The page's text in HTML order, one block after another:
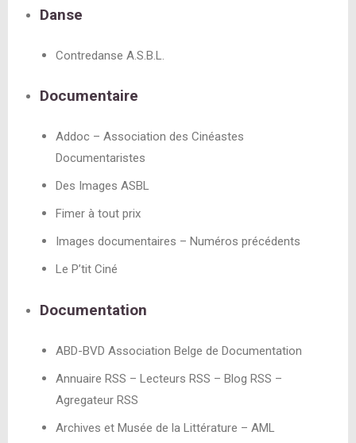
Danse
Contredanse A.S.B.L.
Documentaire
Addoc – Association des Cinéastes
Documentaristes
Des Images ASBL
Fimer à tout prix
Images documentaires – Numéros précédents
Le P’tit Ciné
Documentation
ABD-BVD Association Belge de Documentation
Annuaire RSS – Lecteurs RSS – Blog RSS –
Agregateur RSS
Archives et Musée de la Littérature – AML